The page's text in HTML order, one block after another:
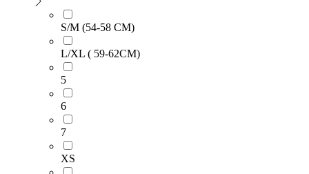
S/M (54-58 CM)
L/XL ( 59-62CM)
5
6
7
XS